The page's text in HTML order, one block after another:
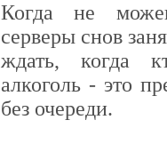
Когда не
серверы снов
ждать, когда
алкоголь - это
без очереди.